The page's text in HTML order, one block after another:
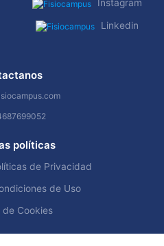
Instagram
Linkedin
políticas
de Privacidad
de Uso
de Cookies